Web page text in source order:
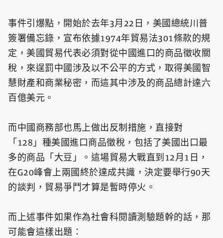
事件引爆點，開始於去年3月22日，美國總統川普
簽署備忘錄，宣布依據1974年貿易法301條款的規
定，美國貿易代表必須對從中國進口的商品徵收關
稅，來逞罰中國涉及以不公平的方式，取得美國智
慧財產和商業秘密，而這其中涉及的商品總計達六
百億美元。
而中國商務部也馬上做出反制措施，直接對
「128」種美國進口商品徵稅，包括了美國出口最
多的商品「大豆」。這場貿易大戰直到12月1日，
在G20峰會上兩國終於達成共識，決定要舉行90天
的談判，貿易爭鬥才算是暫時停火。
而上述事件如果作為社會科閱讀測驗題幹的話，那
可能會這樣出題：